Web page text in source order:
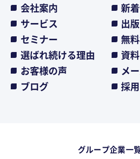
会社案内
新
サービス
出
セミナー
無
選ばれ続ける理由
資
お客様の声
メ
ブログ
採用
グループ企業一